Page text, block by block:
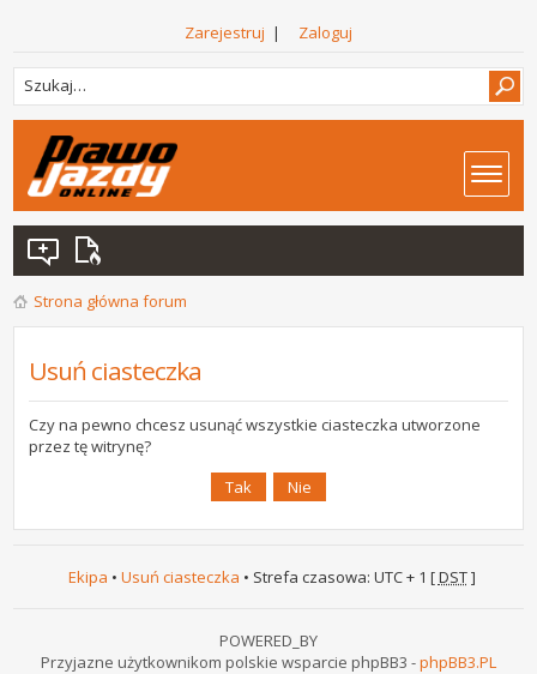
Zarejestruj | Zaloguj
Strona główna forum
Usuń ciasteczka
Czy na pewno chcesz usunąć wszystkie ciasteczka utworzone
przez tę witrynę?
Ekipa • Usuń ciasteczka • Strefa czasowa: UTC + 1 [DST]
POWERED_BY
Przyjazne użytkownikom polskie wsparcie phpBB3 -phpBB3.PL